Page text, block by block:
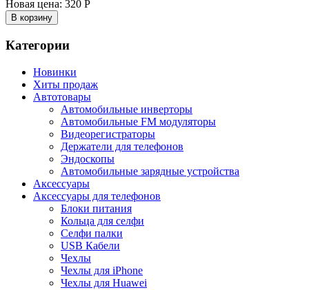
Новая цена: 320 Р
В корзину
Категории
Новинки
Хиты продаж
Автотовары
Автомобильные инверторы
Автомобильные FM модуляторы
Видеорегистраторы
Держатели для телефонов
Эндоскопы
Автомобильные зарядные устройства
Аксессуары
Аксессуары для телефонов
Блоки питания
Кольца для селфи
Селфи палки
USB Кабели
Чехлы
Чехлы для iPhone
Чехлы для Huawei